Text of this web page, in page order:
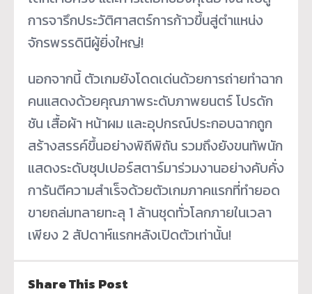
การจารึกประวัติศาสตร์การก้าวขึ้นสู่ตำแหน่ง
จักรพรรดินีผู้ยิ่งใหญ่!
นอกจากนี้ ตัวเกมยังโดดเด่นด้วยการถ่ายทำฉาก
คนแสดงด้วยคุณภาพระดับภาพยนตร์ โปรดัก
ชัน เสื้อผ้า หน้าผม และอุปกรณ์ประกอบฉากถูก
สร้างสรรค์ขึ้นอย่างพิถีพิถัน รวมถึงยังขนทัพนัก
แสดงระดับซุปเปอร์สตาร์มาร่วมงานอย่างคับคั่ง
การันตีความสำเร็จด้วยตัวเกมภาคแรกที่ทำยอด
ขายถล่มทลายทะลุ 1 ล้านชุดทั่วโลกภายในเวลา
เพียง 2 สัปดาห์แรกหลังเปิดตัวเท่านั้น!
Share This Post